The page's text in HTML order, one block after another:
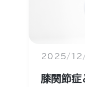
2025/
膝関節